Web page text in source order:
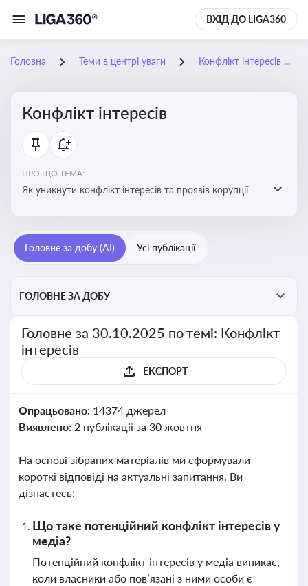
ВХІД ДО LIGA360
Головна Теми в центрі уваги Конфлікт інтересів
Конфлікт інтересів
ПРО ЩО ТЕМА:
Як уникнути конфлікт інтересів та проявів корупції
Головне за добу (AI) Усі публікації
ГОЛОВНЕ ЗА ДОБУ
Головне за 30.10.2025 по темі: Конфлікт
інтересів
ЕКСПОРТ
Опрацьовано: 14374 джерел
Виявлено: 2 публікації за 30 жовтня
На основі зібраних матеріалів ми сформували
короткі відповіді на актуальні запитання. Ви
дізнаєтесь:
Що таке потенційний конфлікт інтересів у
медіа?
Потенційний конфлікт інтересів у медіа виникає,
коли власники або пов’язані з ними особи є